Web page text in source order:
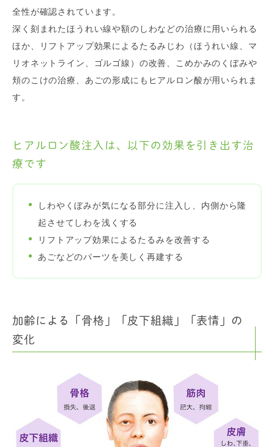
全性が確認されています。
深く刻まれたほうれい線や額のしわなどの治療に用いられる
ほか、リフトアップ効果によるたるみじわ（ほうれい線、マ
リオネットライン、ゴルゴ線）の改善、こめかみのくぼみや
頬のこけの治療、あごの形成にもヒアルロン酸が用いられま
す。
ヒアルロン酸注入は、以下の効果を引き出す治
療です
しわやくぼみが気になる部分に注入し、内側から隆
起させてしわを浅くする
リフトアップ効果によるたるみを改善する
あごなどのパーツを美しく再建する
加齢による「骨格」「皮下組織」「表情」の
変化